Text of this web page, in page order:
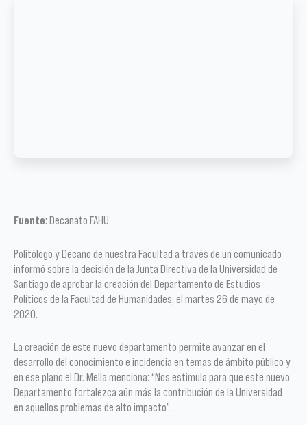
Fuente: Decanato FAHU
Politólogo y Decano de nuestra Facultad a través de un comunicado
informó sobre la decisión de la Junta Directiva de la Universidad de
Santiago de aprobar la creación del Departamento de Estudios
Políticos de la Facultad de Humanidades, el martes 26 de mayo de
2020.
La creación de este nuevo departamento permite avanzar en el
desarrollo del conocimiento e incidencia en temas de ámbito público y
en ese plano el Dr. Mella menciona: “Nos estimula para que este nuevo
Departamento fortalezca aún más la contribución de la Universidad
en aquellos problemas de alto impacto”.